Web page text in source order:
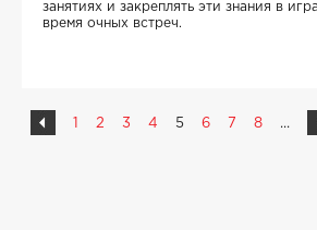
занятиях и закреплять эти знания в
время очных встреч.
2 3 4 5 6 7 8 ...